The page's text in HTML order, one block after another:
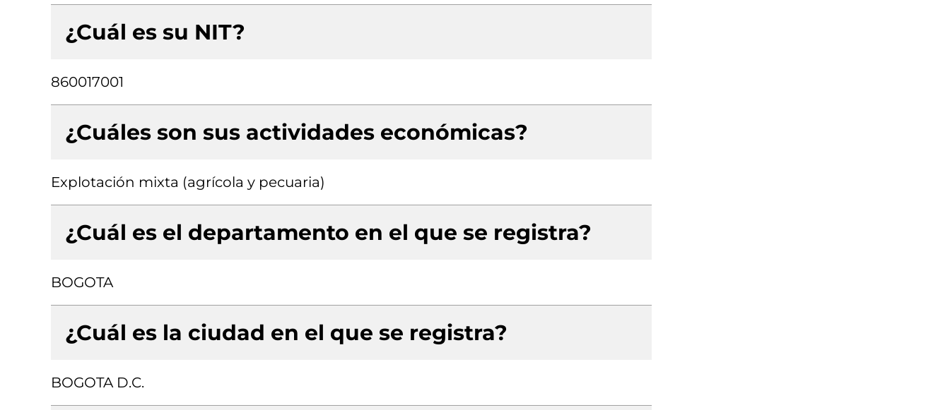
¿Cuál es su NIT?
860017001
¿Cuáles son sus actividades económicas?
Explotación mixta (agrícola y pecuaria)
¿Cuál es el departamento en el que se registra?
BOGOTA
¿Cuál es la ciudad en el que se registra?
BOGOTA D.C.